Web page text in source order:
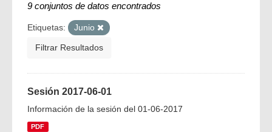
9 conjuntos de datos encontrados
Etiquetas: Junio
Filtrar Resultados
Sesión 2017-06-01
Información de la sesión del 01-06-2017
PDF